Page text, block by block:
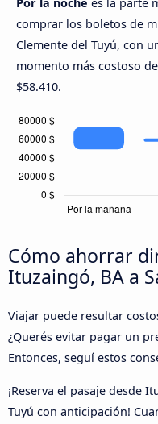
Por la noche es la parte
comprar los boletos de
Clemente del Tuyú, con
momento más costoso
$58.410.
Cómo ahorrar
Ituzaingó, BA a
Viajar puede resultar
¿Querés evitar pagar un
Entonces, seguí estos
¡Reserva el pasaje desde
Tuyú con anticipación!